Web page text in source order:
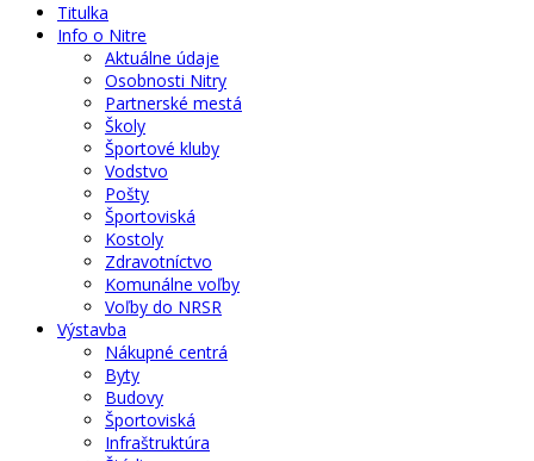
Titulka
Info o Nitre
Aktuálne údaje
Osobnosti Nitry
Partnerské mestá
Školy
Športové kluby
Vodstvo
Pošty
Športoviská
Kostoly
Zdravotníctvo
Komunálne voľby
Voľby do NRSR
Výstavba
Nákupné centrá
Byty
Budovy
Športoviská
Infraštruktúra